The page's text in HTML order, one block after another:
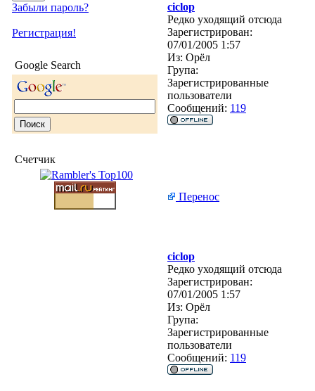
Забыли пароль?
Регистрация!
Google Search
Счетчик
ciclop
Редко уходящий отсюда
Зарегистрирован:
07/01/2005 1:57
Из: Орёл
Група:
Зарегистрированные
пользователи
Сообщений: 119
Перенос
ciclop
Редко уходящий отсюда
Зарегистрирован:
07/01/2005 1:57
Из: Орёл
Група:
Зарегистрированные
пользователи
Сообщений: 119